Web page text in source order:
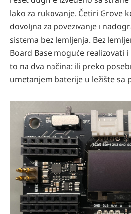
lako za rukovanje. Četiri Grove
dovoljna za povezivanje i
sistema bez lemljenja. Bez
Board Base moguće realizovati
to na dva načina: ili preko
umetanjem baterije u ležište sa